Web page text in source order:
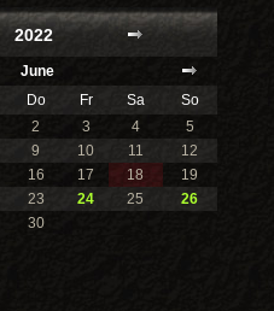
2022
June
Do Fr Sa
So
2 3 4
5
9 10 11
12
16 17 18
19
23 24 25
26
30